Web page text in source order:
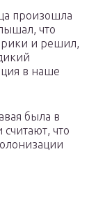
произошла
что
и решил,
в наше
была в
что